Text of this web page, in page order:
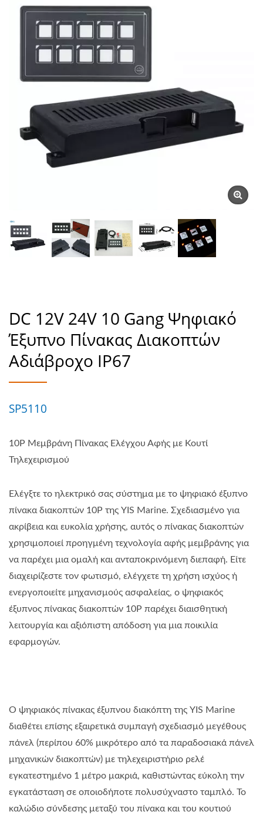
Προϊόντων | YIS Marine
DC 12V 24V 10 Gang Ψηφιακό
Έξυπνο Πίνακας Διακοπτών
Αδιάβροχο IP67
SP5110
10P Μεμβράνη Πίνακας Ελέγχου Αφής με Κουτί
Τηλεχειρισμού
Ελέγξτε το ηλεκτρικό σας σύστημα με το ψηφιακό έξυπνο
πίνακα διακοπτών 10P της YIS Marine. Σχεδιασμένο για
ακρίβεια και ευκολία χρήσης, αυτός ο πίνακας διακοπτών
χρησιμοποιεί προηγμένη τεχνολογία αφής μεμβράνης για
να παρέχει μια ομαλή και ανταποκρινόμενη διεπαφή. Είτε
διαχειρίζεστε τον φωτισμό, ελέγχετε τη χρήση ισχύος ή
ενεργοποιείτε μηχανισμούς ασφαλείας, ο ψηφιακός
έξυπνος πίνακας διακοπτών 10P παρέχει διαισθητική
λειτουργία και αξιόπιστη απόδοση για μια ποικιλία
εφαρμογών.
Ο ψηφιακός πίνακας έξυπνου διακόπτη της YIS Marine
διαθέτει επίσης εξαιρετικά συμπαγή σχεδιασμό μεγέθους
πάνελ (περίπου 60% μικρότερο από τα παραδοσιακά πάνελ
μηχανικών διακοπτών) με τηλεχειριστήριο ρελέ
εγκατεστημένο 1 μέτρο μακριά, καθιστώντας εύκολη την
εγκατάσταση σε οποιοδήποτε πολυσύχναστο ταμπλό. Το
καλώδιο σύνδεσης μεταξύ του πίνακα και του κουτιού